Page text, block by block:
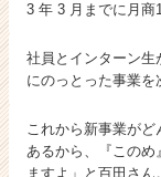
3 年 3 月までに月商
社員とインターン生
にのっとった事業を
これから新事業が
あるから、『この
ますよ」と百田さん。